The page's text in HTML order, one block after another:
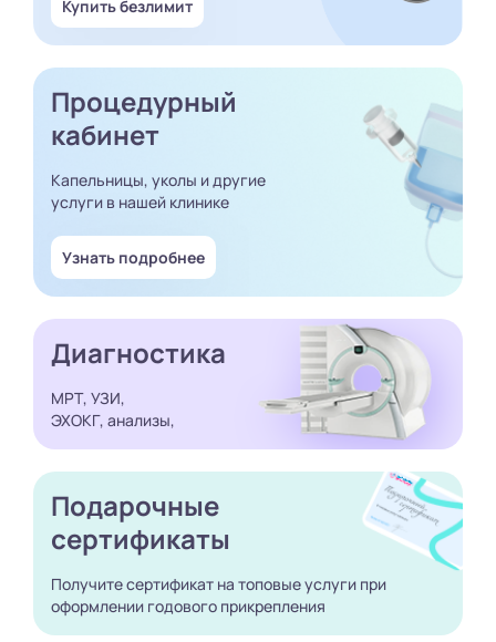
Купить безлимит
Процедурный
кабинет
Капельницы, уколы и другие
услуги в нашей клинике
Узнать подробнее
Диагностика
МРТ, УЗИ,
ЭХОКГ, анализы,
Подарочные
сертификаты
Получите сертификат на топовые услуги при
оформлении годового прикрепления